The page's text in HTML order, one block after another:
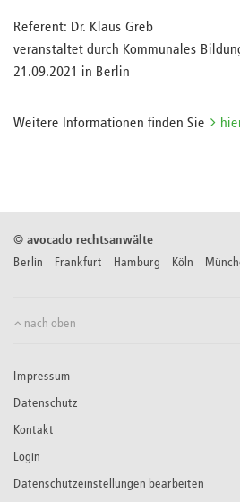
Referent: Dr. Klaus Greb
veranstaltet durch Kommunales
21.09.2021 in Berlin
Weitere Informationen finden Sie hier
© avocado rechtsanwälte
Berlin Frankfurt Hamburg Köln
nach oben
Impressum
Datenschutz
Kontakt
Login
Datenschutzeinstellungen bearbeiten